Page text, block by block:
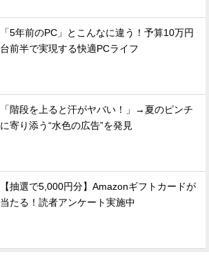
「5年前のPC」とこんなに違う！予算10万円
台前半で実現する快適PCライフ
「階段を上ると汗がヤバい！」→夏のピンチ
に寄り添う“水色の広告”を発見
【抽選で5,000円分】Amazonギフトカードが
当たる！読者アンケート実施中